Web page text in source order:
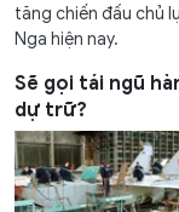
tăng chiến đấu chủ
Nga hiện nay.
Sẽ gọi tái ngũ
dự trữ?